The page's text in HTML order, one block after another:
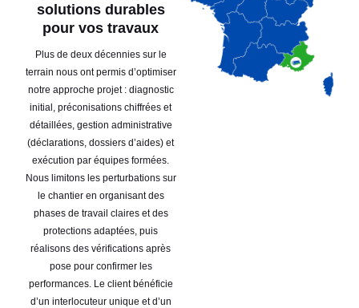
solutions durables
pour vos travaux
Plus de deux décennies sur le
terrain nous ont permis d’optimiser
notre approche projet : diagnostic
initial, préconisations chiffrées et
détaillées, gestion administrative
(déclarations, dossiers d’aides) et
exécution par équipes formées.
Nous limitons les perturbations sur
le chantier en organisant des
phases de travail claires et des
protections adaptées, puis
réalisons des vérifications après
pose pour confirmer les
performances. Le client bénéficie
d’un interlocuteur unique et d’un